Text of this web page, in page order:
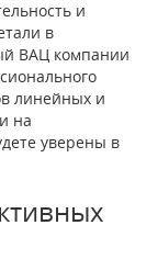
и
в
ВАЦ компании
линейных и
на
уверены в